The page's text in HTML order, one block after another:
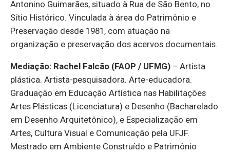
Antonino Guimarães, situado à Rua de São Bento, no
Sítio Histórico. Vinculada à área do Patrimônio e
Preservação desde 1981, com atuação na
organização e preservação dos acervos documentais.
Mediação: Rachel Falcão (FAOP / UFMG) – Artista
plástica. Artista-pesquisadora. Arte-educadora.
Graduação em Educação Artística nas Habilitações
Artes Plásticas (Licenciatura) e Desenho (Bacharelado
em Desenho Arquitetônico), e Especialização em
Artes, Cultura Visual e Comunicação pela UFJF.
Mestrado em Ambiente Construído e Patrimônio